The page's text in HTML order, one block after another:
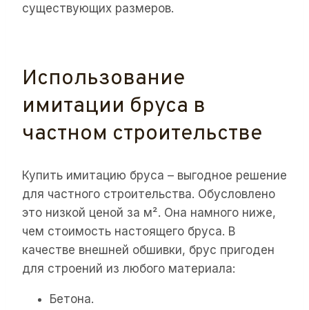
существующих размеров.
Использование
имитации бруса в
частном строительстве
Купить имитацию бруса – выгодное решение
для частного строительства. Обусловлено
это низкой ценой за м². Она намного ниже,
чем стоимость настоящего бруса. В
качестве внешней обшивки, брус пригоден
для строений из любого материала:
Бетона.